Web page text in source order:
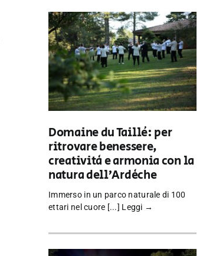
Domaine du Taillé: per
ritrovare benessere,
creatività e armonia con la
natura dell’Ardèche
Immerso in un parco naturale di 100
ettari nel cuore [...] Leggi →